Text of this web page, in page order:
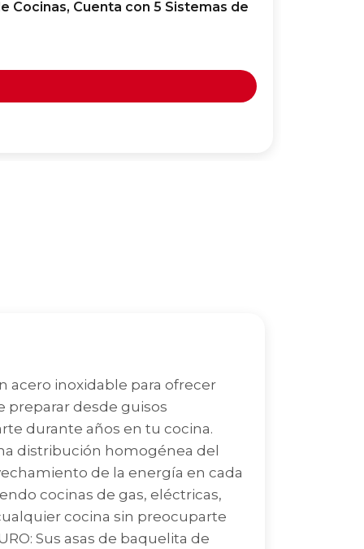
Cocinas, Cuenta con 5 Sistemas de
acero inoxidable para ofrecer
preparar desde guisos
durante años en tu cocina.
distribución homogénea del
de la energía en cada
cocinas de gas, eléctricas,
cocina sin preocuparte
Sus asas de baquelita de